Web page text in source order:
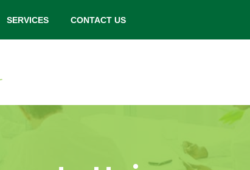
NJ. Mon - Saturday: 9.00 am to 6.00 pm.
SERVICES CONTACT US